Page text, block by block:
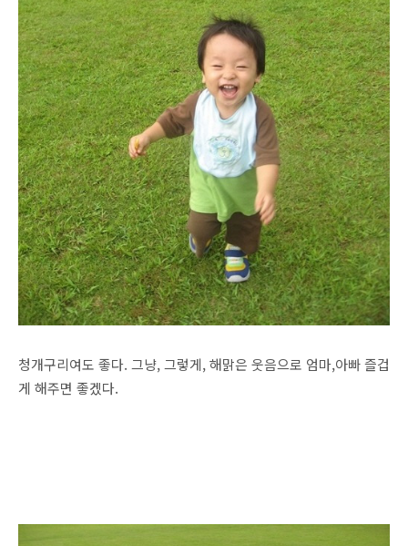
청개구리여도 좋다. 그냥, 그렇게, 해맑은 웃음으로 엄마,아빠 즐겁
게 해주면 좋겠다.